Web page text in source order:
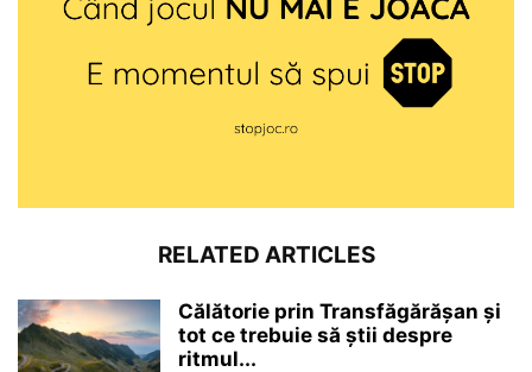
RELATED ARTICLES
Călătorie prin Transfăgărășan și
tot ce trebuie să știi despre
ritmul...